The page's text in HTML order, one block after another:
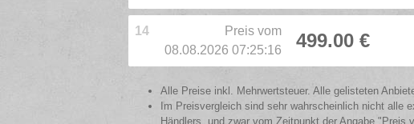
14
Preis vom
08.08.2026 07:25:16
499.00 €
Alle Preise inkl. Mehrwertsteuer. Alle gelisteten
Im Preisvergleich sind sehr wahrscheinlich nicht alle
Händlers, und zwar vom Zeitpunkt der Angabe